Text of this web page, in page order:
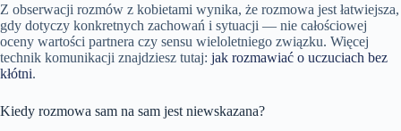
Z obserwacji rozmów z kobietami wynika, że rozmowa jest łatwiejsza,
gdy dotyczy konkretnych zachowań i sytuacji — nie całościowej
oceny wartości partnera czy sensu wieloletniego związku. Więcej
technik komunikacji znajdziesz tutaj: jak rozmawiać o uczuciach bez
kłótni.
Kiedy rozmowa sam na sam jest niewskazana?